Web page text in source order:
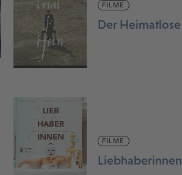
FILME
Der Heimatlose
FILME
Liebhaberinnen